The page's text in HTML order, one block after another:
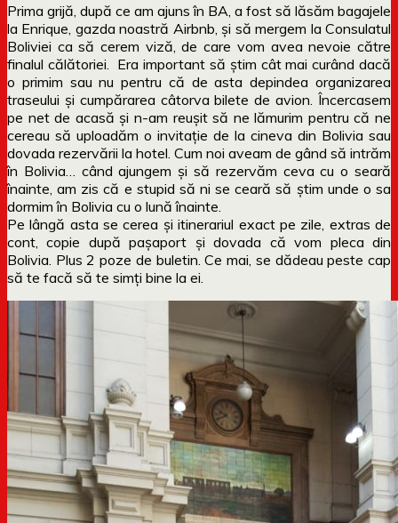
Prima grijă, după ce am ajuns în BA, a fost să lăsăm bagajele
la Enrique, gazda noastră Airbnb, și să mergem la Consulatul
Boliviei ca să cerem viză, de care vom avea nevoie către
finalul călătoriei. Era important să știm cât mai curând dacă
o primim sau nu pentru că de asta depindea organizarea
traseului și cumpărarea câtorva bilete de avion. Încercasem
pe net de acasă și n-am reușit să ne lămurim pentru că ne
cereau să uploadăm o invitație de la cineva din Bolivia sau
dovada rezervării la hotel. Cum noi aveam de gând să intrăm
în Bolivia… când ajungem și să rezervăm ceva cu o seară
înainte, am zis că e stupid să ni se ceară să știm unde o sa
dormim în Bolivia cu o lună înainte.
Pe lângă asta se cerea și itinerariul exact pe zile, extras de
cont, copie după pașaport și dovada că vom pleca din
Bolivia. Plus 2 poze de buletin. Ce mai, se dădeau peste cap
să te facă să te simți bine la ei.